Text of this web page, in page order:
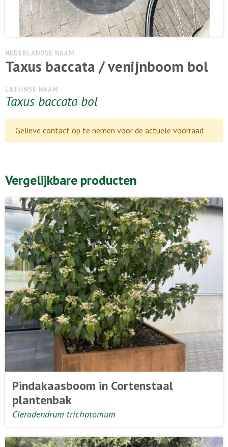
NEDERLANDSE NAAM
Taxus baccata / venijnboom bol
LATIJNSE NAAM
Taxus baccata bol
Gelieve contact op te nemen voor de actuele voorraad
Vergelijkbare producten
Pindakaasboom in Cortenstaal
plantenbak
Clerodendrum trichotomum